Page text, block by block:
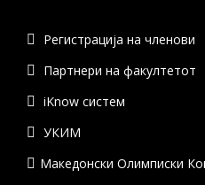
Регистрација на членови
Партнери на факултетот
iKnow систем
УКИМ
Македонски Олимписки